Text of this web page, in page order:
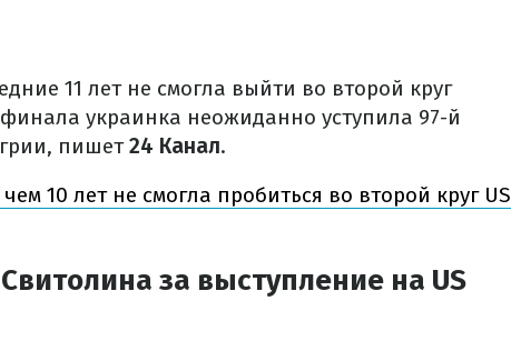
11 лет не смогла выйти во второй круг
украинка неожиданно уступила 97-й
пишет24 Канал.
10 лет не смогла пробиться во второй круг US
за выступление на US